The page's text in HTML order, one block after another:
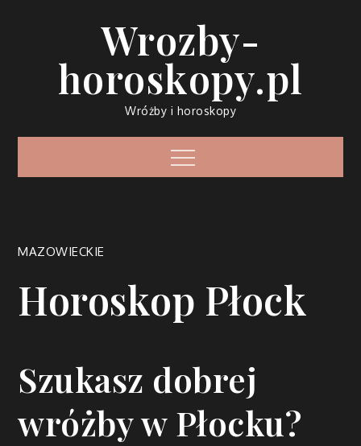
Wrozby-
horoskopy.pl
Wróżby i horoskopy
Menu
MAZOWIECKIE
Horoskop Płock
Szukasz dobrej
wróżby w Płocku?